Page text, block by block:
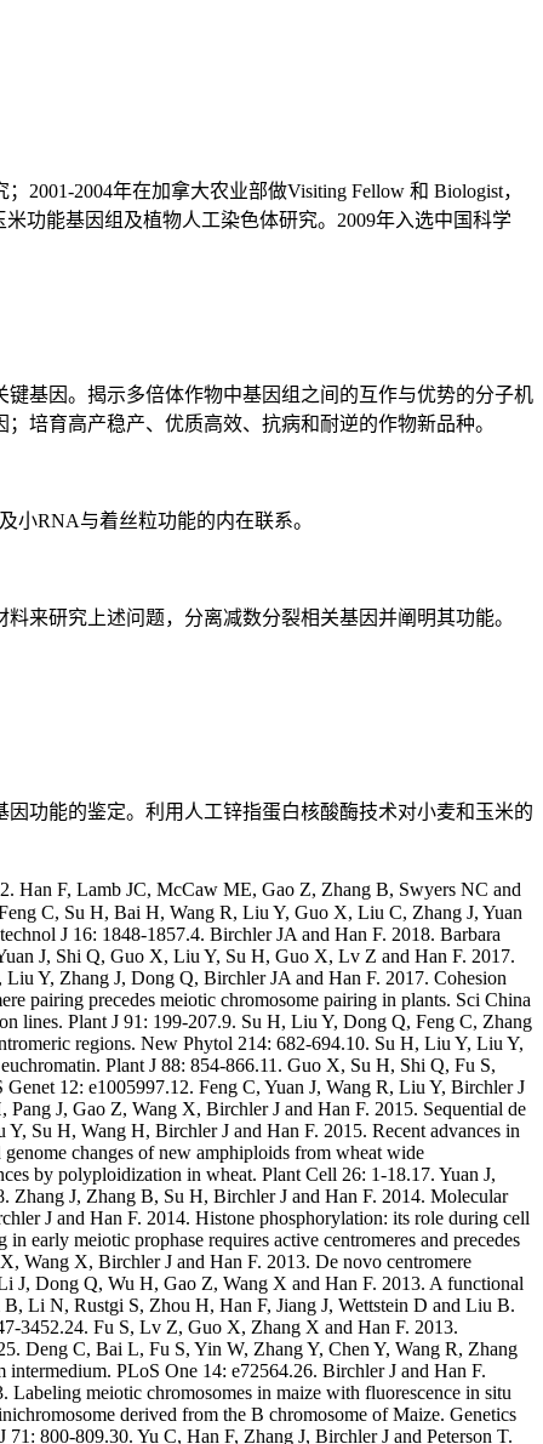
2004年在加拿大农业部做Visiting Fellow 和 Biologist，
功能基因组及植物人工染色体研究。2009年入选中国科学
基因。揭示多倍体作物中基因组之间的互作与优势的分子机
培育高产稳产、优质高效、抗病和耐逆的作物新品种。
小RNA与着丝粒功能的内在联系。
来研究上述问题，分离减数分裂相关基因并阐明其功能。
功能的鉴定。利用人工锌指蛋白核酸酶技术对小麦和玉米的
S, Qi B, Han F and Liu B. 2011. Extensive and heritable epigenetic remodeling and genetic stability accompany allohexaploidization of wheat. Genetics 188: 499-510.40. Han F, Gao Z and Birchler J. 2009. Reactivation of an Inactive Centromere Reveals Epigenetic and Structural Components for Centromere Specification in Maize. Plant Cell 21: 1929-1939.41. Birchler J and Han F. 2009. Maize Centromeres: Structure, Function and Epigenetics. Annu Rev Genet 43: 287-303.42. Birchler J, Gao Z and Han F. 2009. Pairing in Plant: import is important. Proc Natl Acad Sci USA 106: 19751-19752.43. Wolfgruber T, Sharma A, Schneider K, Albert P, Koo D, Shi J, Gao Z, Han F, Lee H, Xu R, Allison J, Birchler J, Jiang J, Dawe K and Presting G. 2009. Maize centromere structure and evolution: sequence analysis of centromeres 2 and 5 reveals a major role for retrotransposons. PLoS Genetics 5: e1000743.44. Lamb J, Yu W, Han F and James A. Birchler. 2008. Plant Centromeres. Plant Genomes. Genome Dynamics. 4: pp. 95-107.45. Vega J, Yu W, Han F, Kato A, Peters E and Birchler J. 2008. Placement of Cre-lox site-specific recombination cassette in the maize genome by Agrobacterium-mediated gene transformation with a BIBAC vector system. Plant Mol Biol 66: 587-598.46. Birchler J, Yu W and Han F. 2008. Plant engineered minichromosomes and artificial chromosome platforms. Cytogenet Genome Res 120: 228-232.47. Birchler J, Gao Z and Han F. 2008. A tale of two centromeres? diversity of structure but conservation of function in plants and animals. Funct & Integr Genomics 9: 7-13.48. Lamb J, Meyer J, Corcoran B, Kato A, Han F and Birchler J. 2007. Distinct chromosomal distributions of highly repetitive sequences in maize. Chromosome Res 15: 33-49.49. Lamb J, Han F, Yu W and Birchler J. 2007. Plant chromosomes from end to end: telomeres, heterochromatin and centromeres. Curr Opin Plant Biol 10: 116-122.50. Han F, Gao Z, Yu W, and Birchler J. 2007. Minichromosome analysis of chromosome pairing, disjunction and cohesion in maize. Plant Cell 19: 3853-3863.51. Han F, Lamb J, Yu W, Gao Z and Birchler J. 2007. Centromere function and nondisjunction are independent components of the maize B chromosome accumulation mechanism. Plant Cell 19: 524-533.52. Yu W, Lamb J, Han F and Birchler J. 2007. Cytological visualization of DNA transposons and their transposition pattern in somatic cells of maize. Genetics 175: 31-39.53. Yu W, Han F, Vega J, Gao Z and Birchler J. 2007. Construction and behavior of engineered minichromosome in maize. Proc Natl Acad Sci U S A 104: 8924-8929.54. Yu W, Han F and Birchler J. 2007. Engineered minichromosomes in plant. Curr Opin Biotechnol 18: 425-431.55. Han F, Lamb J and Birchler J. 2006. High frequency of centromere inactivation resulting in stable dicentric chromosomes of maize. Proc Natl Acad Sci USA 103: 3238-3243.56. Yu W, Lamb J, Han F and Birchler J. 2006. Telomere-associated chromosomal truncation in maize. Proc Natl Acad Sci U S A 103: 17331-17336.57. Han F, Fedak G, Guo W and Liu B. 2005. Rapid and repeatable elimination of a parental genomic specific DNA (pGc1R-1a) in newly synthesized wheat allopolyploids. Genetics 170: 1239-124